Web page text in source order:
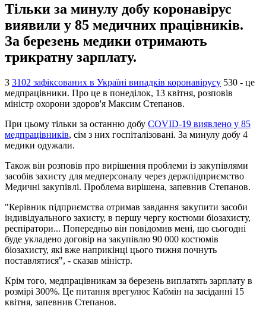
Тільки за минулу добу коронавірус
виявили у 85 медичних працівників.
За березень медики отримають
трикратну зарплату.
З 3102 зафіксованих в Україні випадків коронавірусу 530 - це
медпрацівники. Про це в понеділок, 13 квітня, розповів
міністр охорони здоров'я Максим Степанов.
При цьому тільки за останню добу COVID-19 виявлено у 85
медпрацівників, сім з них госпіталізовані. За минулу добу 4
медики одужали.
Також він розповів про вирішення проблеми із закупівлями
засобів захисту для медперсоналу через держпідприємство
Медичні закупівлі. Проблема вирішена, запевнив Степанов.
"Керівник підприємства отримав завдання закупити засоби
індивідуального захисту, в першу чергу костюми біозахисту,
респіратори... Попередньо він повідомив мені, що сьогодні
буде укладено договір на закупівлю 90 000 костюмів
біозахисту, які вже наприкінці цього тижня почнуть
поставлятися", - сказав міністр.
Крім того, медпрацівникам за березень виплатять зарплату в
розмірі 300%. Це питання врегулює Кабмін на засіданні 15
квітня, запевнив Степанов.